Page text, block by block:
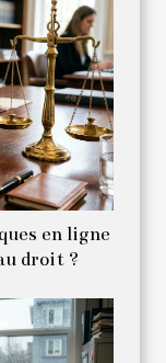
en ligne
droit ?